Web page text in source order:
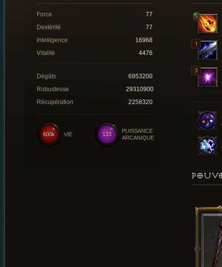
Force
77
Dextérité
77
Intelligence
16968
Vitalité
4476
Dégâts
6953200
Robustesse
29310900
Récupération
2258320
133
PUISSANCE
ARCANIQUE
600k VIE